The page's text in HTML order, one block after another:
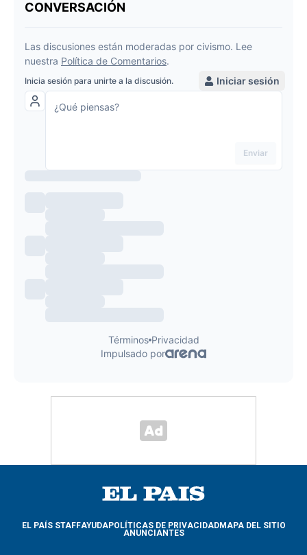
EL PAÍS STAFFAYUDAPOLÍTICAS DE PRIVACIDADMAPA DEL SITIO
ANUNCIANTES